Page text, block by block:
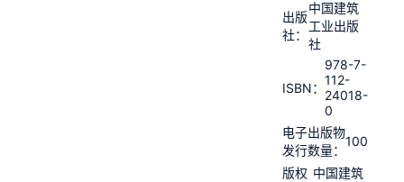
出版
社：
中国建筑
工业出版
社
ISBN：
978-7-
112-
24018-
0
电子出版物
发行数量：
100
版权 中国建筑